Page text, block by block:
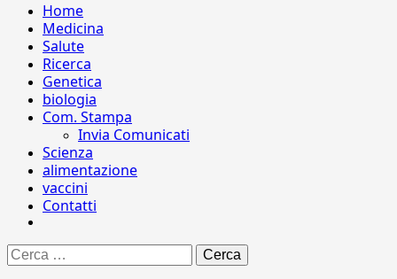
Home
Medicina
Salute
Ricerca
Genetica
biologia
Com. Stampa
Invia Comunicati
Scienza
alimentazione
vaccini
Contatti
Ricerca
per: